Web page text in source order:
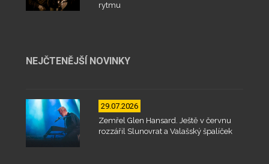
rytmu
NEJČTENĚJŠÍ NOVINKY
29.07.2026
Zemřel Glen Hansard. Ještě v červnu
rozzářil Slunovrat a Valašský špalíček